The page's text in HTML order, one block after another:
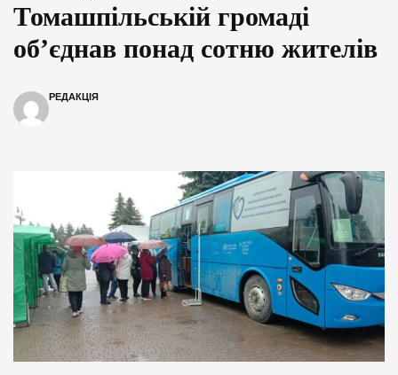
Томашпільській громаді
об’єднав понад сотню жителів
РЕДАКЦІЯ